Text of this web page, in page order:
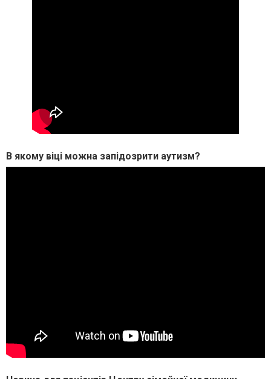
В якому віці можна запідозрити аутизм?